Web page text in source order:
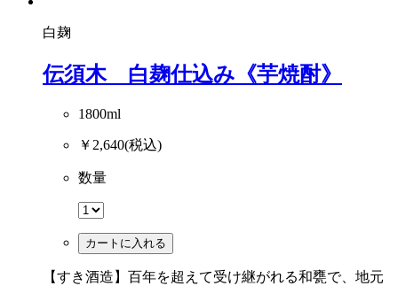
白麹
伝須木 白麹仕込み《芋焼酎》
1800ml
￥2,640(税込)
数量
カートに入れる
【すき酒造】百年を超えて受け継がれる和甕で、地元